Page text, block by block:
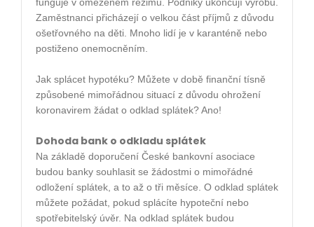
Zaměstnanci přicházejí o velkou část příjmů z důvodu
ošetřovného na děti. Mnoho lidí je v karanténě nebo
postiženo onemocněním.
Jak splácet hypotéku? Můžete v době finanční tísně
způsobené mimořádnou situací z důvodu ohrožení
koronavirem žádat o odklad splátek? Ano!
Dohoda bank o odkladu splátek
Na základě doporučení České bankovní asociace
budou banky souhlasit se žádostmi o mimořádné
odložení splátek, a to až o tři měsíce. O odklad splátek
můžete požádat, pokud splácíte hypoteční nebo
spotřebitelský úvěr. Na odklad splátek budou